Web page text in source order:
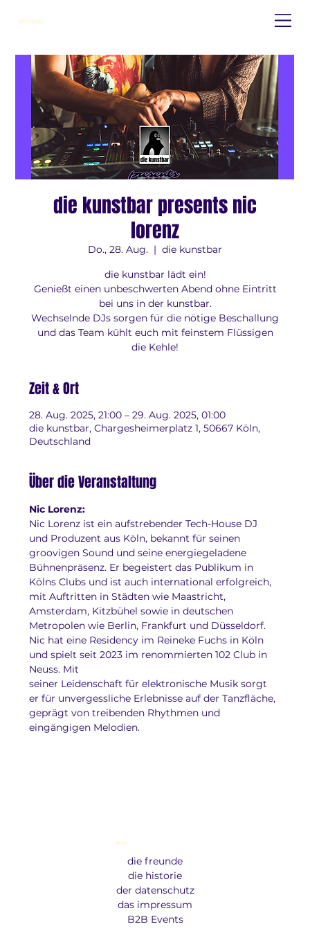
die kunstbar
die kunstbar presents nic
lorenz
Do., 28. Aug.
  |
die kunstbar
die kunstbar lädt ein!
Genießt einen unbeschwerten Abend ohne Eintritt
bei uns in der kunstbar.
Wechselnde DJs sorgen für die nötige Beschallung
und das Team kühlt euch mit feinstem Flüssigen
die Kehle!
Zeit & Ort
28. Aug. 2025, 21:00 – 29. Aug. 2025, 01:00
die kunstbar, Chargesheimerplatz 1, 50667 Köln,
Deutschland
Über die Veranstaltung
Nic Lorenz:
Nic Lorenz ist ein aufstrebender Tech-House DJ
und Produzent aus Köln, bekannt für seinen
groovigen Sound und seine energiegeladene
Bühnenpräsenz. Er begeistert das Publikum in
Kölns Clubs und ist auch international erfolgreich,
mit Auftritten in Städten wie Maastricht,
Amsterdam, Kitzbühel sowie in deutschen
Metropolen wie Berlin, Frankfurt und Düsseldorf.
Nic hat eine Residency im Reineke Fuchs in Köln
und spielt seit 2023 im renommierten 102 Club in
Neuss. Mit
seiner Leidenschaft für elektronische Musik sorgt
er für unvergessliche Erlebnisse auf der Tanzfläche,
geprägt von treibenden Rhythmen und
eingängigen Melodien.
Menu
die freunde
die historie
der datenschutz
das impressum
B2B Events